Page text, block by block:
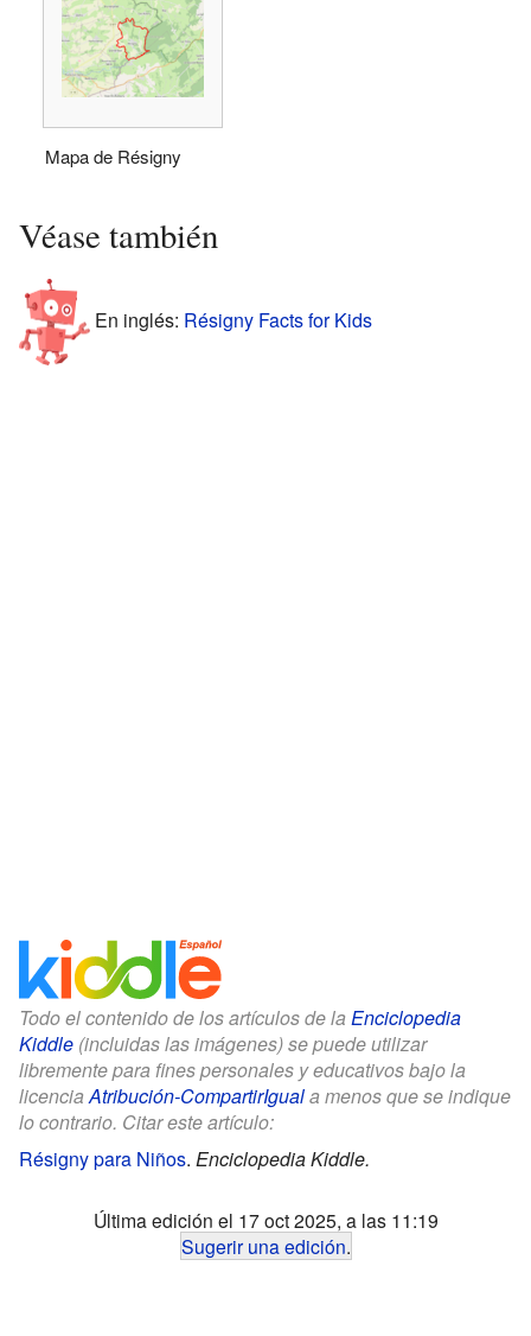
Mapa de Résigny
Véase también
En inglés: Résigny Facts for Kids
Todo el contenido de los artículos de la Enciclopedia
Kiddle (incluidas las imágenes) se puede utilizar
libremente para fines personales y educativos bajo la
licenciaAtribución-CompartirIguala menos que se indique
lo contrario. Citar este artículo:
Résigny para Niños. Enciclopedia Kiddle.
Última edición el 17 oct 2025, a las 11:19
Sugerir una edición.